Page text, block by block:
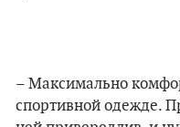
– Максимально
спортивной одежде.